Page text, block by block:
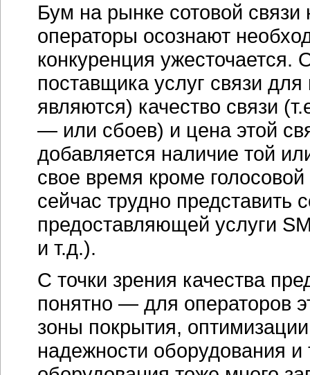
Бум на рынке сотовой
операторы осознают
конкуренция
поставщика услуг связи
являются) качество связи
— или сбоев) и цена этой
добавляется наличие той
свое время кроме
сейчас трудно представить
предоставляющей услуги
и т.д.).
С точки зрения качества
понятно — для операторов
зоны покрытия,
надежности оборудования